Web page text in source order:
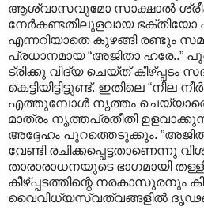
ആശ്വാസവുമോ സാക്ഷാല്‍
നേര്‍കണ്ടതിലുളവായ
എന്നറിയാതെ കുഴങ്ങി രണ്ടും
പ്രധാനമായ “അജിതാ ഹരേ..”
ട്രിക്കു വിദ്യ ചെയ്ത് കീഴ്പ്പടം
കെട്ടിയിട്ടിട്ടുണ്ട്. ഇതിലെ “നീല
എത്തുമ്പോള്‍ നൃത്തം
മാത്രം നൃത്തപ്രതീതി
അദ്ദേഹം പുറത്തെടുക്കും.
വേണ്ടി രചിക്കപ്പെട്ടതാണെന്നു
താരാരാധനയുടെ ഭാഗമായി
കീഴ്പ്പടത്തിന്റെ നരകാസുരനും
വൈവിധ്യസ്വത്വങ്ങളില്‍